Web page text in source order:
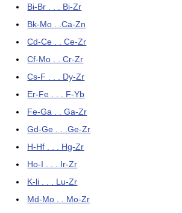
Bi-Br . . . Bi-Zr
Bk-Mo . .Ca-Zn
Cd-Ce . . Ce-Zr
Cf-Mo . . Cr-Zr
Cs-F . . . Dy-Zr
Er-Fe . . . F-Yb
Fe-Ga . . Ga-Zr
Gd-Ge . . .Ge-Zr
H-Hf . . . Hg-Zr
Ho-I . . . Ir-Zr
K-li . . . Lu-Zr
Md-Mo . . Mo-Zr